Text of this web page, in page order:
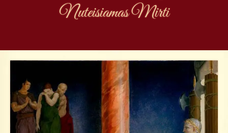
Nuteisiamas Mirti